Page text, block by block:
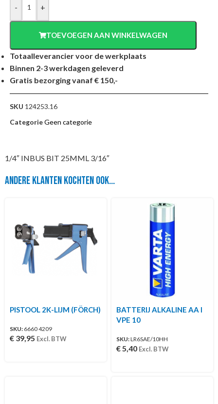
- +
TOEVOEGEN AAN WINKELWAGEN
Totaalleverancier voor de werkplaats
Binnen 2-3 werkdagen geleverd
Gratis bezorging vanaf € 150,-
SKU 124253.16
CategorieGeen categorie
1/4″ INBUS BIT 25MML 3/16″
Andere klanten kochten ook...
PISTOOL 2K-LIJM (FÖRCH)
SKU: 6660 4209
€ 39,95 Excl. BTW
BATTERIJ ALKALINE AA I
VPE 10
SKU:LR6SAE/10HH
€5,40 Excl. BTW